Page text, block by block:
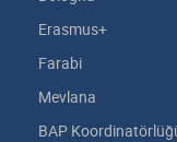
Erasmus+
Farabi
Mevlana
BAP